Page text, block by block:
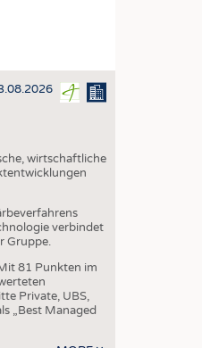
wirtschaftliche
verbindet
Gruppe.
81 Punkten im
Private, UBS,
„Best Managed